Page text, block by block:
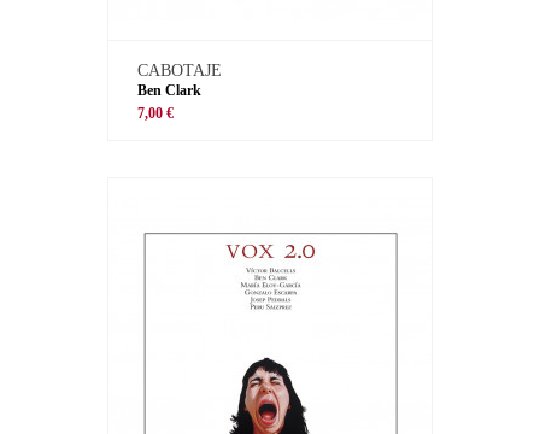
CABOTAJE
Ben Clark
7,00 €